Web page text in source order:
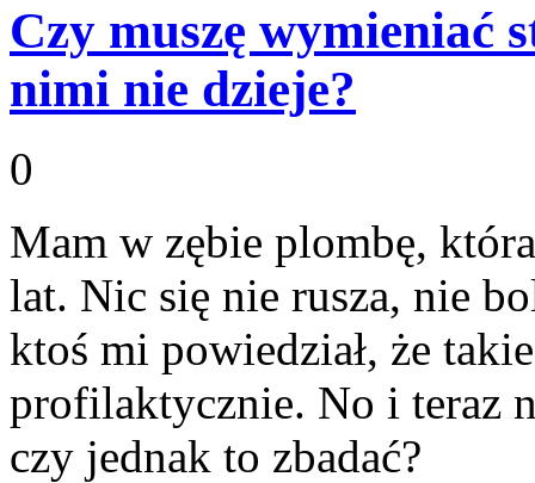
Czy muszę wymieniać
nimi nie dzieje?
0
Mam w zębie plombę,
lat. Nic się nie rusza, nie
ktoś mi powiedział, że
profilaktycznie. No i teraz
czy jednak to zbadać?